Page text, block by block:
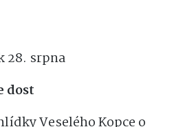
srpna
dost